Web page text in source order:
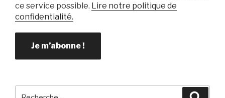
ce service possible. Lire notre politique de
confidentialité.